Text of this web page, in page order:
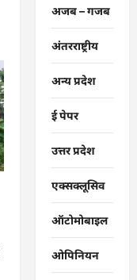
अजब – गजब
अंतरराष्ट्रीय
अन्य प्रदेश
ई पेपर
उत्तर प्रदेश
एक्सक्लूसिव
ऑटोमोबाइल
ओपिनियन